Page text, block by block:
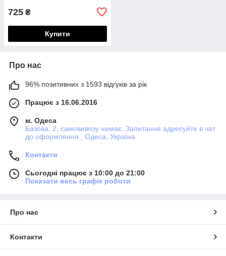
725 ₴
Купити
Про нас
96% позитивних з 1593 відгуків за рік
Працює з 16.06.2016
м. Одеса
Базова, 2, самовивозу немає. Запитання адресуйте в чат
до оформлення., Одеса, Україна
Контакти
Сьогодні працює з 10:00 до 21:00
Показати весь графік роботи
Про нас
Контакти